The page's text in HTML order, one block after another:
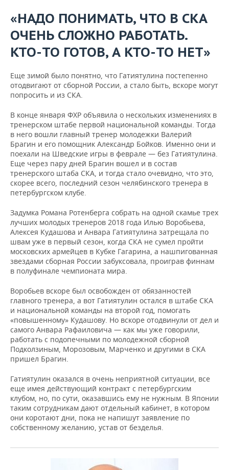
«НАДО ПОНИМАТЬ, ЧТО В СКА
ОЧЕНЬ СЛОЖНО РАБОТАТЬ.
КТО-ТО ГОТОВ, А КТО-ТО НЕТ»
Еще зимой было понятно, что Гатиятулина постепенно
отодвигают от сборной России, а стало быть, вскоре могут
попросить и из СКА.
В конце января ФХР объявила о нескольких изменениях в
тренерском штабе первой национальной команды. Тогда
в него вошли главный тренер молодежки Валерий
Брагин и его помощник Александр Бойков. Именно они и
поехали на Шведские игры в феврале — без Гатиятулина.
Еще через пару дней Брагин вошел и в состав
тренерского штаба СКА, и тогда стало очевидно, что это,
скорее всего, последний сезон челябинского тренера в
петербургском клубе.
Задумка Романа Ротенберга собрать на одной скамье трех
лучших молодых тренеров 2018 года Илью Воробьева,
Алексея Кудашова и Анвара Гатиятулина затрещала по
швам уже в первый сезон, когда СКА не сумел пройти
московских армейцев в Кубке Гагарина, а нашпигованная
звездами сборная России забуксовала, проиграв финнам
в полуфинале чемпионата мира.
Воробьев вскоре был освобожден от обязанностей
главного тренера, а вот Гатиятулин остался в штабе СКА
и национальной команды на второй год, помогать
«повышенному» Кудашову. Но вскоре отодвинули от дел и
самого Анвара Рафаиловича — как мы уже говорили,
работать с подопечными по молодежной сборной
Подколзиным, Морозовым, Марченко и другими в СКА
пришел Брагин.
Гатиятулин оказался в очень неприятной ситуации, все
еще имея действующий контракт с петербургским
клубом, но, по сути, оказавшись ему не нужным. В Японии
таким сотрудникам дают отдельный кабинет, в котором
они коротают дни, пока не напишут заявление по
собственному желанию, устав от безделья.